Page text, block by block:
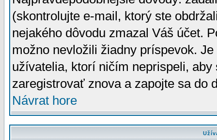
(skontrolujte e-mail, ktorý ste
nejakého dôvodu zmazal Váš účet.
možno nevložili žiadny príspevok.
užívatelia, ktorí ničím neprispeli,
zaregistrovať znova a zapojte sa do
Návrat hore